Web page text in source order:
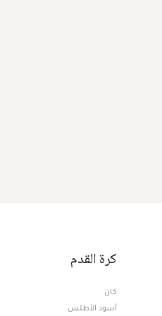
كرة القدم
كان
أسود الأطلس